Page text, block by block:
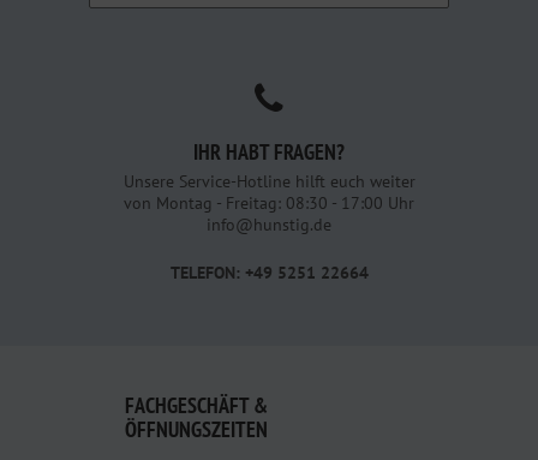
IHR HABT FRAGEN?
Unsere Service-Hotline hilft euch weiter
von Montag - Freitag: 08:30 - 17:00 Uhr
info@hunstig.de
TELEFON: +49 5251 22664
FACHGESCHÄFT &
ÖFFNUNGSZEITEN